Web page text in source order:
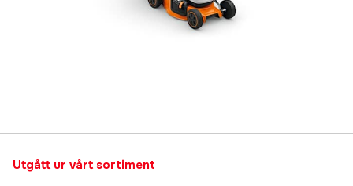
Utgått ur vårt sortiment